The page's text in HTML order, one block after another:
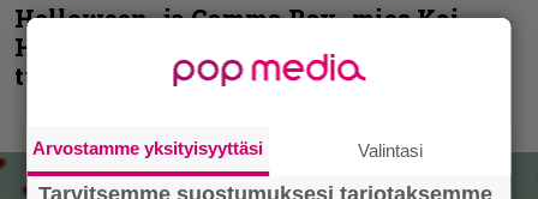
Helloween- ja Gamma Ray -mies Kai
Hansen julkaisi uuden maistiaisen
tulevalta soololevyltä
Arvostamme yksityisyyttäsi Valintasi
Tarvitsemme suostumuksesi tarjotaksemme